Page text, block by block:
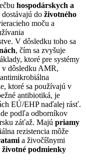
hospodárskych a
dostávajú do životného
moču a
V dôsledku toho sa
, čím sa zvyšuje
ktoré pre systémy
v dôsledku AMR,
ktoré sa používajú v
antibiotiká, je
EÚ/EHP naďalej rásť.
podľa odborníkov
záťaž. Majú priamy
rezistencia môže
a živočíšnymi
podmienky